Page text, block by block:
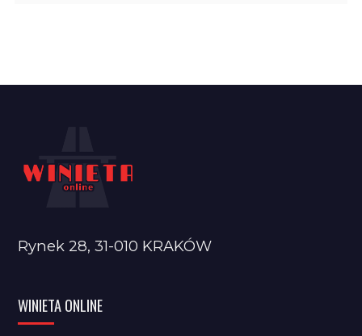
Rynek 28, 31-010 KRAKÓW
WINIETA ONLINE